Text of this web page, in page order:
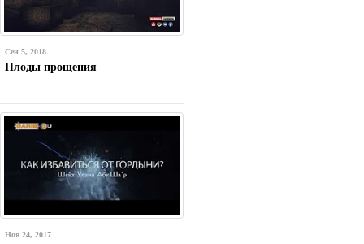
Сен 5, 2018
Плоды прощения
Ноя 24, 2017